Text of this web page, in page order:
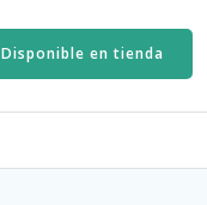
Disponible en tienda